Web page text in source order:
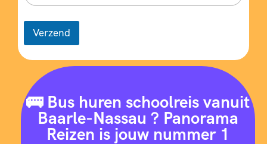
Verzend
🚌 Bus huren schoolreis vanuit
Baarle-Nassau ? Panorama
Reizen is jouw nummer 1